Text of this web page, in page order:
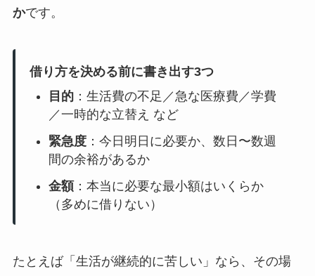
かです。
借り方を決める前に書き出す3つ
目的：生活費の不足／急な医療費／学費
／一時的な立替え など
緊急度：今日明日に必要か、数日〜数週
間の余裕があるか
金額：本当に必要な最小額はいくらか
（多めに借りない）
たとえば「生活が継続的に苦しい」なら、その場